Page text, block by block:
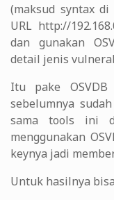
(maksud syntax
URL http://
dan gunakan
detail jenis
Itu pake
sebelumnya
sama tools ini
menggunakan
keynya jadi
Untuk hasilnya